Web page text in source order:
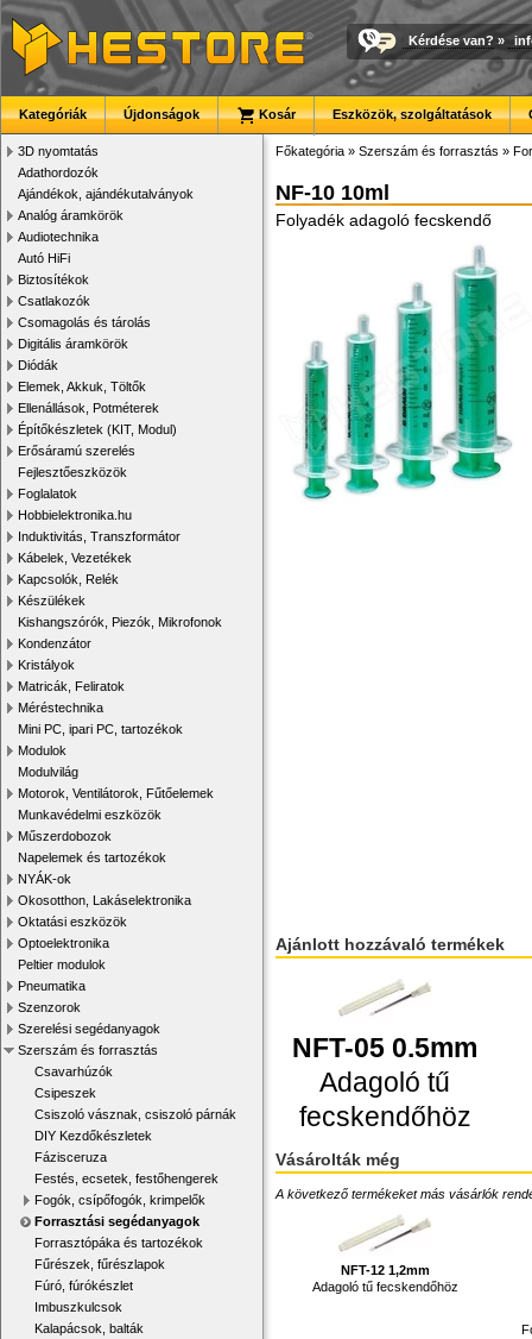
Kérdése van? »
Kategóriák Újdonságok Kosár Eszközök, szolgáltatások
3D nyomtatás
Adathordozók
Ajándékok, ajándékutalványok
Analóg áramkörök
Audiotechnika
Autó HiFi
Biztosítékok
Csatlakozók
Csomagolás és tárolás
Digitális áramkörök
Diódák
Elemek, Akkuk, Töltők
Ellenállások, Potméterek
Építőkészletek (KIT, Modul)
Erősáramú szerelés
Fejlesztőeszközök
Foglalatok
Hobbielektronika.hu
Induktivitás, Transzformátor
Kábelek, Vezetékek
Kapcsolók, Relék
Készülékek
Kishangszórók, Piezók, Mikrofonok
Kondenzátor
Kristályok
Matricák, Feliratok
Méréstechnika
Mini PC, ipari PC, tartozékok
Modulok
Modulvilág
Motorok, Ventilátorok, Fűtőelemek
Munkavédelmi eszközök
Műszerdobozok
Napelemek és tartozékok
NYÁK-ok
Okosotthon, Lakáselektronika
Oktatási eszközök
Optoelektronika
Peltier modulok
Pneumatika
Szenzorok
Szerelési segédanyagok
Szerszám és forrasztás
Csavarhúzók
Csipeszek
Csiszoló vásznak, csiszoló párnák
DIY Kezdőkészletek
Fázisceruza
Festés, ecsetek, festőhengerek
Fogók, csípőfogók, krimpelők
Forrasztási segédanyagok
Forrasztópáka és tartozékok
Fűrészek, fűrészlapok
Fúró, fúrókészlet
Imbuszkulcsok
Kalapácsok, balták
Főkategória » Szerszám és forrasztás »
NF-10 10ml
Folyadék adagoló fecskendő
Ajánlott hozzávaló termékek
NFT-05 0.5mm
Adagoló tű
fecskendőhöz
Vásárolták még
A következő termékeket más vásárlók
NFT-12 1,2mm
Adagoló tű fecskendőhöz